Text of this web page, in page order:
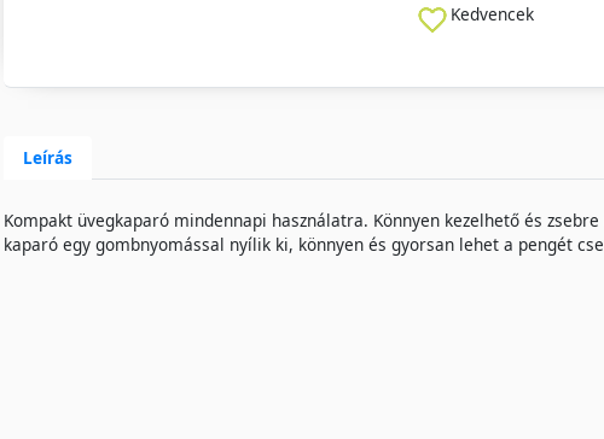
Kedvencek
Leírás
Kompakt üvegkaparó mindennapi használatra. Könnyen kezelhető és
kaparó egy gombnyomással nyílik ki, könnyen és gyorsan lehet a pengét